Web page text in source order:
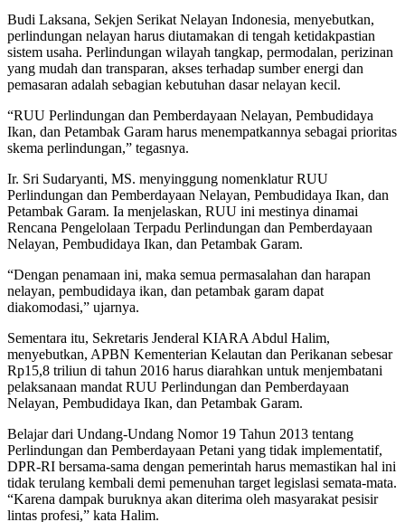
Budi Laksana, Sekjen Serikat Nelayan Indonesia, menyebutkan,
perlindungan nelayan harus diutamakan di tengah ketidakpastian
sistem usaha. Perlindungan wilayah tangkap, permodalan, perizinan
yang mudah dan transparan, akses terhadap sumber energi dan
pemasaran adalah sebagian kebutuhan dasar nelayan kecil.
“RUU Perlindungan dan Pemberdayaan Nelayan, Pembudidaya
Ikan, dan Petambak Garam harus menempatkannya sebagai prioritas
skema perlindungan,” tegasnya.
Ir. Sri Sudaryanti, MS. menyinggung nomenklatur RUU
Perlindungan dan Pemberdayaan Nelayan, Pembudidaya Ikan, dan
Petambak Garam. Ia menjelaskan, RUU ini mestinya dinamai
Rencana Pengelolaan Terpadu Perlindungan dan Pemberdayaan
Nelayan, Pembudidaya Ikan, dan Petambak Garam.
“Dengan penamaan ini, maka semua permasalahan dan harapan
nelayan, pembudidaya ikan, dan petambak garam dapat
diakomodasi,” ujarnya.
Sementara itu, Sekretaris Jenderal KIARA Abdul Halim,
menyebutkan, APBN Kementerian Kelautan dan Perikanan sebesar
Rp15,8 triliun di tahun 2016 harus diarahkan untuk menjembatani
pelaksanaan mandat RUU Perlindungan dan Pemberdayaan
Nelayan, Pembudidaya Ikan, dan Petambak Garam.
Belajar dari Undang-Undang Nomor 19 Tahun 2013 tentang
Perlindungan dan Pemberdayaan Petani yang tidak implementatif,
DPR-RI bersama-sama dengan pemerintah harus memastikan hal ini
tidak terulang kembali demi pemenuhan target legislasi semata-mata.
“Karena dampak buruknya akan diterima oleh masyarakat pesisir
lintas profesi,” kata Halim.